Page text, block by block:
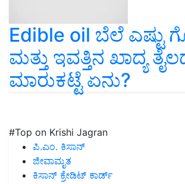
Edible oil ಬೆಲೆ ಎಷ್ಟು
ಮತ್ತು ಇವತ್ತಿನ ಖಾದ್ಯ
ಮಾರುಕಟ್ಟೆ ಏನು?
#Top on Krishi Jagran
ಪಿ.ಎಂ. ಕಿಸಾನ್
ಜೀವಾಮೃತ
ಕಿಸಾನ್ ಕ್ರೇಡಿಟ್ ಕಾರ್ಡ್